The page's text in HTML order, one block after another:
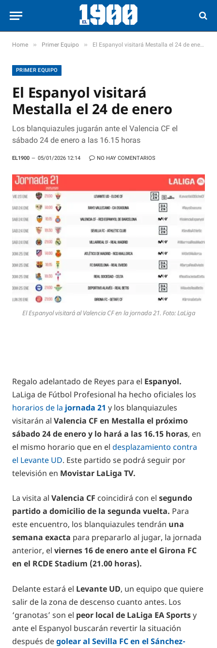
Home » Primer Equipo » El Espanyol visitará Mestalla el 24 de enero
PRIMER EQUIPO
El Espanyol visitará
Mestalla el 24 de enero
Los blanquiazules jugarán ante el Valencia CF el
sábado 24 de enero a las 16.15 horas
EL1900 05/01/2026 12:14 NO HAY COMENTARIOS
El Espanyol visitará al Valencia CF en la jornada 21. Foto: LaLiga
Regalo adelantado de Reyes para el Espanyol.
LaLiga de Fútbol Profesional ha hecho oficiales los
horarios de la jornada 21 y los blanquiazules
visitarán al Valencia CF en Mestalla el próximo
sábado 24 de enero y lo hará a las 16.15 horas, en
el mismo horario que en el desplazamiento contra
el Levante UD. Este partido se podrá seguir por
televisión en Movistar LaLiga TV.
La visita al Valencia CF coincidirá con el segundo
partido a domicilio de la segunda vuelta. Para
este encuentro, los blanquiazules tendrán una
semana exacta para prepararlo al jugar, la jornada
anterior, el viernes 16 de enero ante el Girona FC
en el RCDE Stadium (21.00 horas).
Delante estará el Levante UD, un equipo que quiere
salir de la zona de descenso cuanto antes. Los
‘granotas’ son el peor local de LaLiga EA Sportsy
ante el Espanyol buscarán revertir la situación
después degolear al Sevilla FC en el Sánchez-